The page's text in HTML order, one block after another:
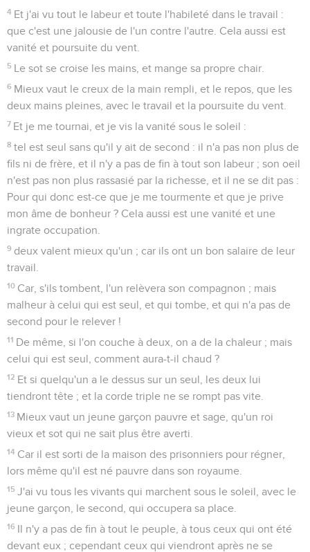
4 Et j'ai vu tout le labeur et toute l'habileté dans le travail :
que c'est une jalousie de l'un contre l'autre. Cela aussi est
vanité et poursuite du vent.
5 Le sot se croise les mains, et mange sa propre chair.
6 Mieux vaut le creux de la main rempli, et le repos, que les
deux mains pleines, avec le travail et la poursuite du vent.
7 Et je me tournai, et je vis la vanité sous le soleil :
8 tel est seul sans qu'il y ait de second : il n'a pas non plus de
fils ni de frère, et il n'y a pas de fin à tout son labeur ; son oeil
n'est pas non plus rassasié par la richesse, et il ne se dit pas :
Pour qui donc est-ce que je me tourmente et que je prive
mon âme de bonheur ? Cela aussi est une vanité et une
ingrate occupation.
9 deux valent mieux qu'un ; car ils ont un bon salaire de leur
travail.
10 Car, s'ils tombent, l'un relèvera son compagnon ; mais
malheur à celui qui est seul, et qui tombe, et qui n'a pas de
second pour le relever !
11 De même, si l'on couche à deux, on a de la chaleur ; mais
celui qui est seul, comment aura-t-il chaud ?
12 Et si quelqu'un a le dessus sur un seul, les deux lui
tiendront tête ; et la corde triple ne se rompt pas vite.
13 Mieux vaut un jeune garçon pauvre et sage, qu'un roi
vieux et sot qui ne sait plus être averti.
14 Car il est sorti de la maison des prisonniers pour régner,
lors même qu'il est né pauvre dans son royaume.
15 J'ai vu tous les vivants qui marchent sous le soleil, avec le
jeune garçon, le second, qui occupera sa place.
16 Il n'y a pas de fin à tout le peuple, à tous ceux qui ont été
devant eux ; cependant ceux qui viendront après ne se